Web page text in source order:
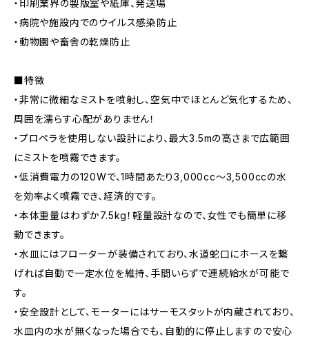
・印刷業界の製版室や紙庫、発送場
・病院や施設内でのウイルス感染防止
・動物園や畜舎の乾燥防止
■特徴
・非常に微細なミストを噴射し、空気中でほとんど気化するため、
周囲を濡らす心配がありません！
・プロペラを使用しない設計により、最大3.5mの高さまで広範囲
にミストを噴霧できます。
・低消費電力の120Wで、1時間あたり3,000cc〜3,500ccの水
を効率よく噴霧でき、経済的です。
・本体重量はわずか7.5kg！軽量設計なので、女性でも簡単に移
動できます。
・水皿にはフローターが装備されており、水道蛇口にホースを繋
げれば自動で一定水位を維持、手間いらずで連続給水が可能で
す。
・安全設計として、モーターにはサーモスタットが内蔵されており、
水皿内の水が無くなった場合でも、自動的に停止しますので安心